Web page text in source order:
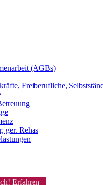
(AGBs)
Freiberufliche,
ger. Rehas
Erfahren